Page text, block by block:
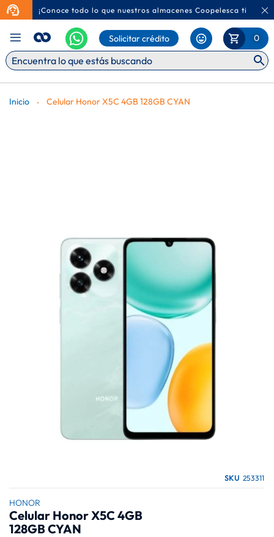
¡Conoce todo lo que nuestros almacenes Coopelesca tienen
Mi
0
Solicitar crédito
Inicio Celular Honor X5C 4GB 128GB CYAN
SKU 253311
HONOR
Celular Honor X5C 4GB
128GB CYAN
comienzo
de
la